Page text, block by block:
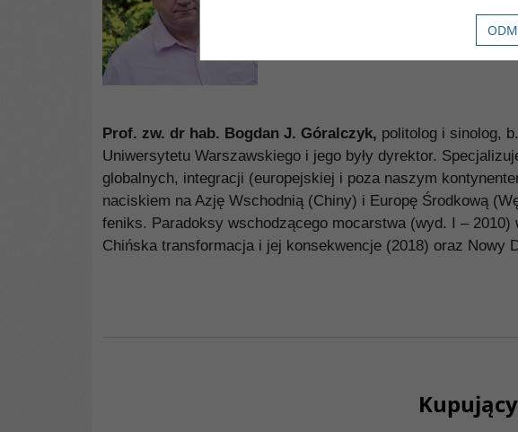
Prof. zw. dr hab. Bogdan J. Góralczyk, politolog i sinolog,
Uniwersytetu Warszawskiego i jego były dyrektor.
globalnych, integracji (europejskiej i poza naszym
naciskiem na Azję Wschodnią (Chiny) i Europę Środkową
feniks. Paradoksy wschodzącego mocarstwa (wyd. I –
Chińska transformacja i jej konsekwencje (2018) oraz Nowy